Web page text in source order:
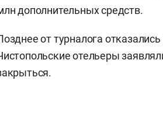
дополнительных средств.
от турналога
отельеры